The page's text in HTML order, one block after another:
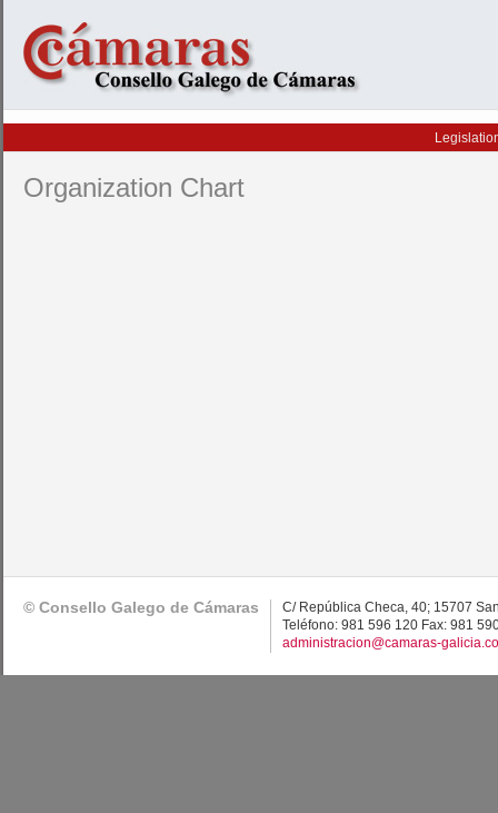
Organization Chart
© Consello Galego de Cámaras
C/ República Checa, 40; 15707
Teléfono: 981 596 120 Fax: 981
administracion@camaras-